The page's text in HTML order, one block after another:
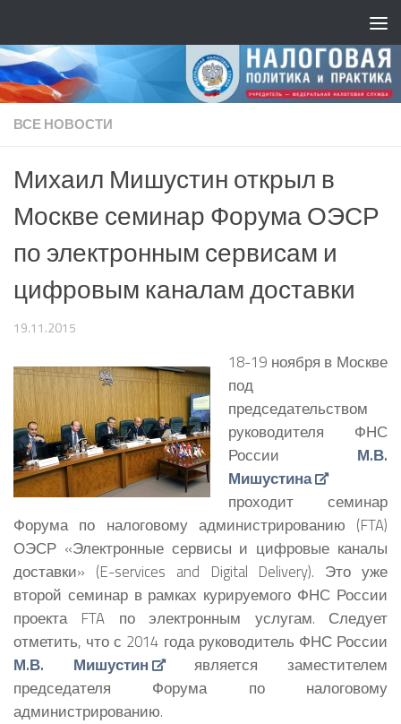
ВСЕ НОВОСТИ
Михаил Мишустин открыл в
Москве семинар Форума ОЭСР
по электронным сервисам и
цифровым каналам доставки
19.11.2015
18-19 ноября в Москве
под
председательством
руководителя ФНС
России М.В.
Мишустина
проходит семинар
Форума по налоговому администрированию (FTA)
ОЭСР «Электронные сервисы и цифровые каналы
доставки» (E-services and Digital Delivery). Это уже
второй семинар в рамках курируемого ФНС России
проекта FTA по электронным услугам. Следует
отметить, что с 2014 года руководитель ФНС России
М.В. Мишустин
является заместителем
председателя Форума по налоговому
администрированию.